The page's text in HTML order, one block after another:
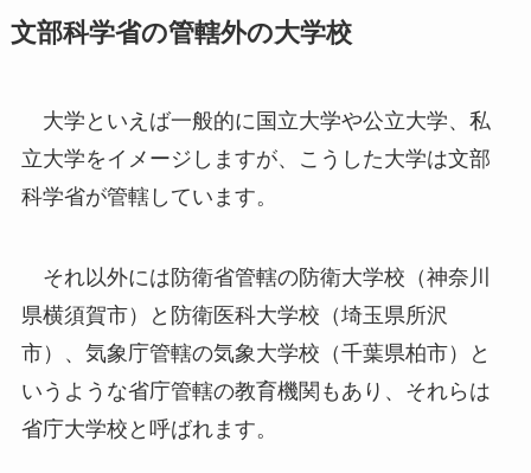
文部科学省の管轄外の大学校
大学といえば一般的に国立大学や公立大学、私
立大学をイメージしますが、こうした大学は文部
科学省が管轄しています。
それ以外には防衛省管轄の防衛大学校（神奈川
県横須賀市）と防衛医科大学校（埼玉県所沢
市）、気象庁管轄の気象大学校（千葉県柏市）と
いうような省庁管轄の教育機関もあり、それらは
省庁大学校と呼ばれます。